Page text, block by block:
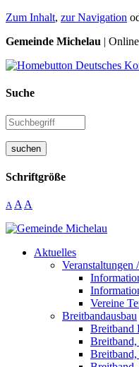
Zum Inhalt, zur Navigation
Gemeinde Michelau |
Suche
suchen
Schriftgröße
A A A
Aktuelles
Veranstaltungen
Vereine
Breitbandausbau
Breitband